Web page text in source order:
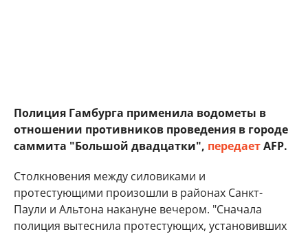
Полиция Гамбурга применила водометы в
отношении противников проведения в городе
саммита "Большой двадцатки", передаетAFP.
Столкновения между силовиками и
протестующими произошли в районах Санкт-
Паули и Альтона накануне вечером. "Сначала
полиция вытеснила протестующих, установивших